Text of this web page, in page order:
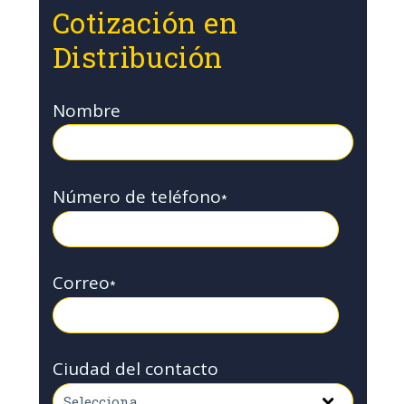
Cotización en
Distribución
Nombre
Número de teléfono*
Correo*
Ciudad del contacto